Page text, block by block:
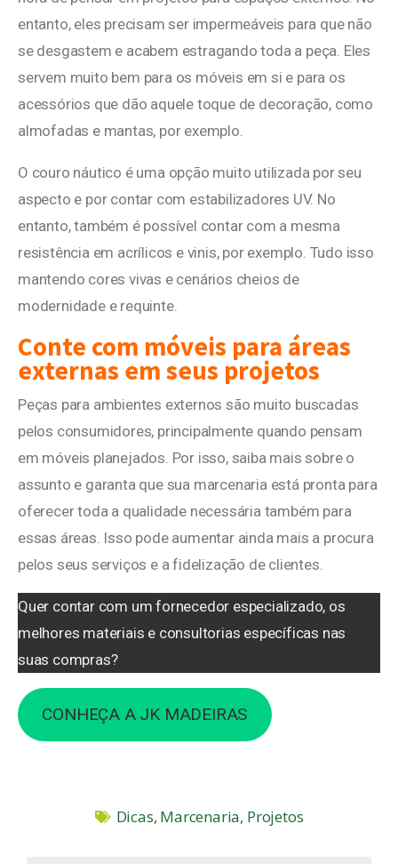
entanto, eles precisam ser impermeáveis para que não
se desgastem e acabem estragando toda a peça. Eles
servem muito bem para os móveis em si e para os
acessórios que dão aquele toque de decoração, como
almofadas e mantas, por exemplo.
O couro náutico é uma opção muito utilizada por seu
aspecto e por contar com estabilizadores UV. No
entanto, também é possível contar com a mesma
resistência em acrílicos e vinis, por exemplo. Tudo isso
mantendo cores vivas e cenários cheios de
modernidade e requinte.
Conte com móveis para áreas
externas em seus projetos
Peças para ambientes externos são muito buscadas
pelos consumidores, principalmente quando pensam
em móveis planejados. Por isso, saiba mais sobre o
assunto e garanta que sua marcenaria está pronta para
oferecer toda a qualidade necessária também para
essas áreas. Isso pode aumentar ainda mais a procura
pelos seus serviços e a fidelização de clientes.
Quer contar com um fornecedor especializado, os
melhores materiais e consultorias específicas nas
suas compras?
CONHEÇA A JK MADEIRAS
Dicas, Marcenaria, Projetos